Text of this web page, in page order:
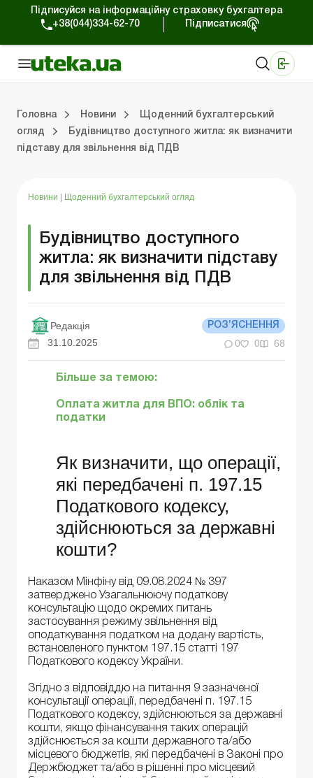
Підписуйся на інформаційну страховку бухгалтера
+38(044)334-62-70
Підписатися
Головна Новини
Щоденний бухгалтерський
огляд
Будівництво доступного житла: як визначити
підставу для звільнення від ПДВ
Новини Щоденний бухгалтерський огляд
Будівництво доступного
житла: як визначити підставу
для звільнення від ПДВ
Редакція РОЗ’ЯСНЕННЯ
31.10.2025 0 0 68
Більше за темою:
Оплата житла для ВПО: облік та
податки
Як визначити, що операції,
які передбачені п. 197.15
Податкового кодексу,
здійснюються за державні
кошти?
Наказом Мінфіну від 09.08.2024 № 397
затверджено Узагальнюючу податкову
консультацію щодо окремих питань
застосування режиму звільнення від
оподаткування податком на додану вартість,
встановленого пунктом 197.15 статті 197
Податкового кодексу України.
Згідно з відповіддю на питання 9 зазначеної
консультації операції, передбачені п. 197.15
Податкового кодексу, здійснюються за державні
кошти, якщо фінансування таких операцій
здійснюється за кошти державного та/або
місцевого бюджетів, які передбачені в Законі про
Держбюджет та/або в рішенні про місцевий